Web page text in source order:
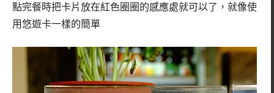
點完餐時把卡片放在紅色圈圈的感應處就可以了，就像使
用悠遊卡一樣的簡單